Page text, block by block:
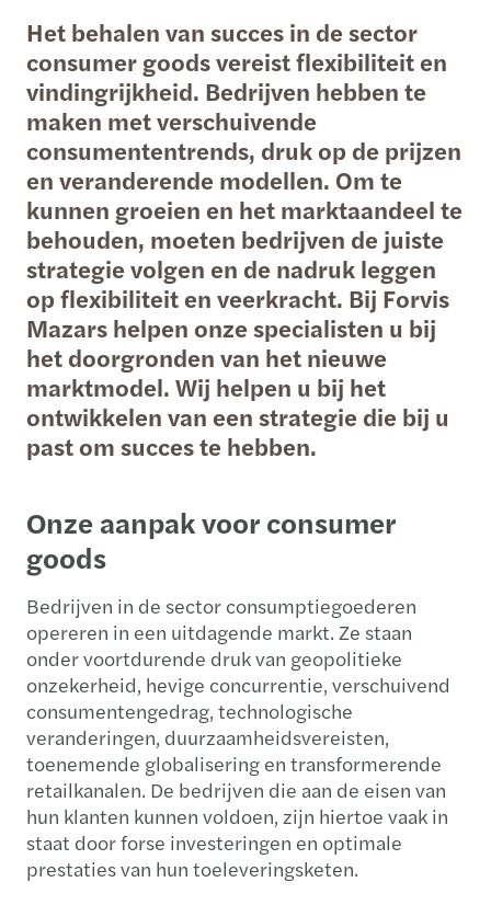
Het behalen van succes in de sector
consumer goods vereist flexibiliteit en
vindingrijkheid. Bedrijven hebben te
maken met verschuivende
consumententrends, druk op de prijzen
en veranderende modellen. Om te
kunnen groeien en het marktaandeel te
behouden, moeten bedrijven de juiste
strategie volgen en de nadruk leggen
op flexibiliteit en veerkracht. Bij Forvis
Mazars helpen onze specialisten u bij
het doorgronden van het nieuwe
marktmodel. Wij helpen u bij het
ontwikkelen van een strategie die bij u
past om succes te hebben.
Onze aanpak voor consumer
goods
Bedrijven in de sector consumptiegoederen
opereren in een uitdagende markt. Ze staan
onder voortdurende druk van geopolitieke
onzekerheid, hevige concurrentie, verschuivend
consumentengedrag, technologische
veranderingen, duurzaamheidsvereisten,
toenemende globalisering en transformerende
retailkanalen. De bedrijven die aan de eisen van
hun klanten kunnen voldoen, zijn hiertoe vaak in
staat door forse investeringen en optimale
prestaties van hun toeleveringsketen.